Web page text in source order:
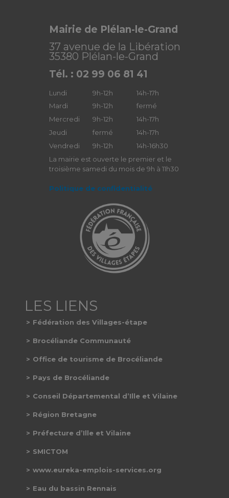
Mairie de Plélan-le-Grand
37 avenue de la Libération
35380 Plélan-le-Grand
Tél. : 02 99 06 81 41
Lundi 9h-12h
14h-17h
Mardi
9h-12h
fermé
Mercredi
9h-12h
14h-17h
Jeudi
fermé
14h-17h
Vendredi
9h-12h
14h-16h30
La mairie est ouverte le premier et le
troisième samedi du mois de 9h à 11h30
Politique de confidentialité
Fédération des Villages-étape
Brocéliande Communauté
Office de tourisme de Brocéliande
Pays de Brocéliande
Conseil Départemental d’Ille et Vilaine
Région Bretagne
Préfecture d’Ille et Vilaine
SMICTOM
www.eureka-emplois-services.org
Eau du bassin Rennais